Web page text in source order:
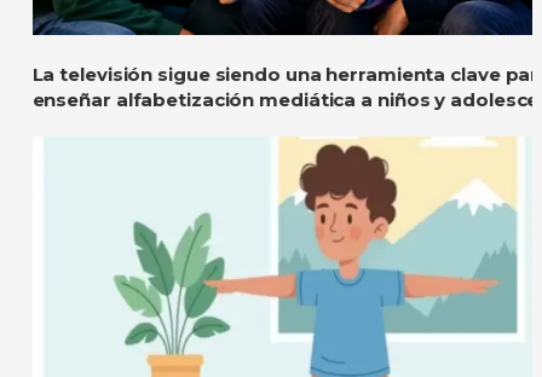
La televisión sigue siendo una herramienta clave
enseñar alfabetización mediática a niños y